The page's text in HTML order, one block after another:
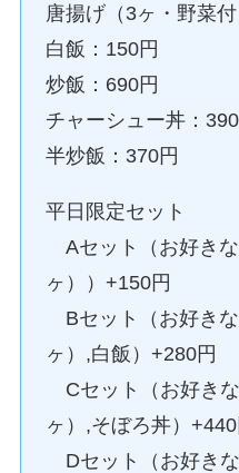
唐揚げ（3ヶ・野菜
白飯：150円
炒飯：690円
チャーシュー丼：
半炒飯：370円
平日限定セット
Aセット（お好き
ヶ））+150円
Bセット（お好き
ヶ）,白飯）+280円
Cセット（お好き
ヶ）,そぼろ丼）+440
Dセット（お好き